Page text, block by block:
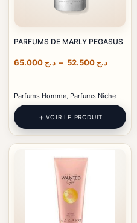
PARFUMS DE MARLY PEGASUS
د.ج – د.ج
Plage
د.ج 52.500
à
Parfums Homme, Parfums Niche
VOIR LE PRODUIT